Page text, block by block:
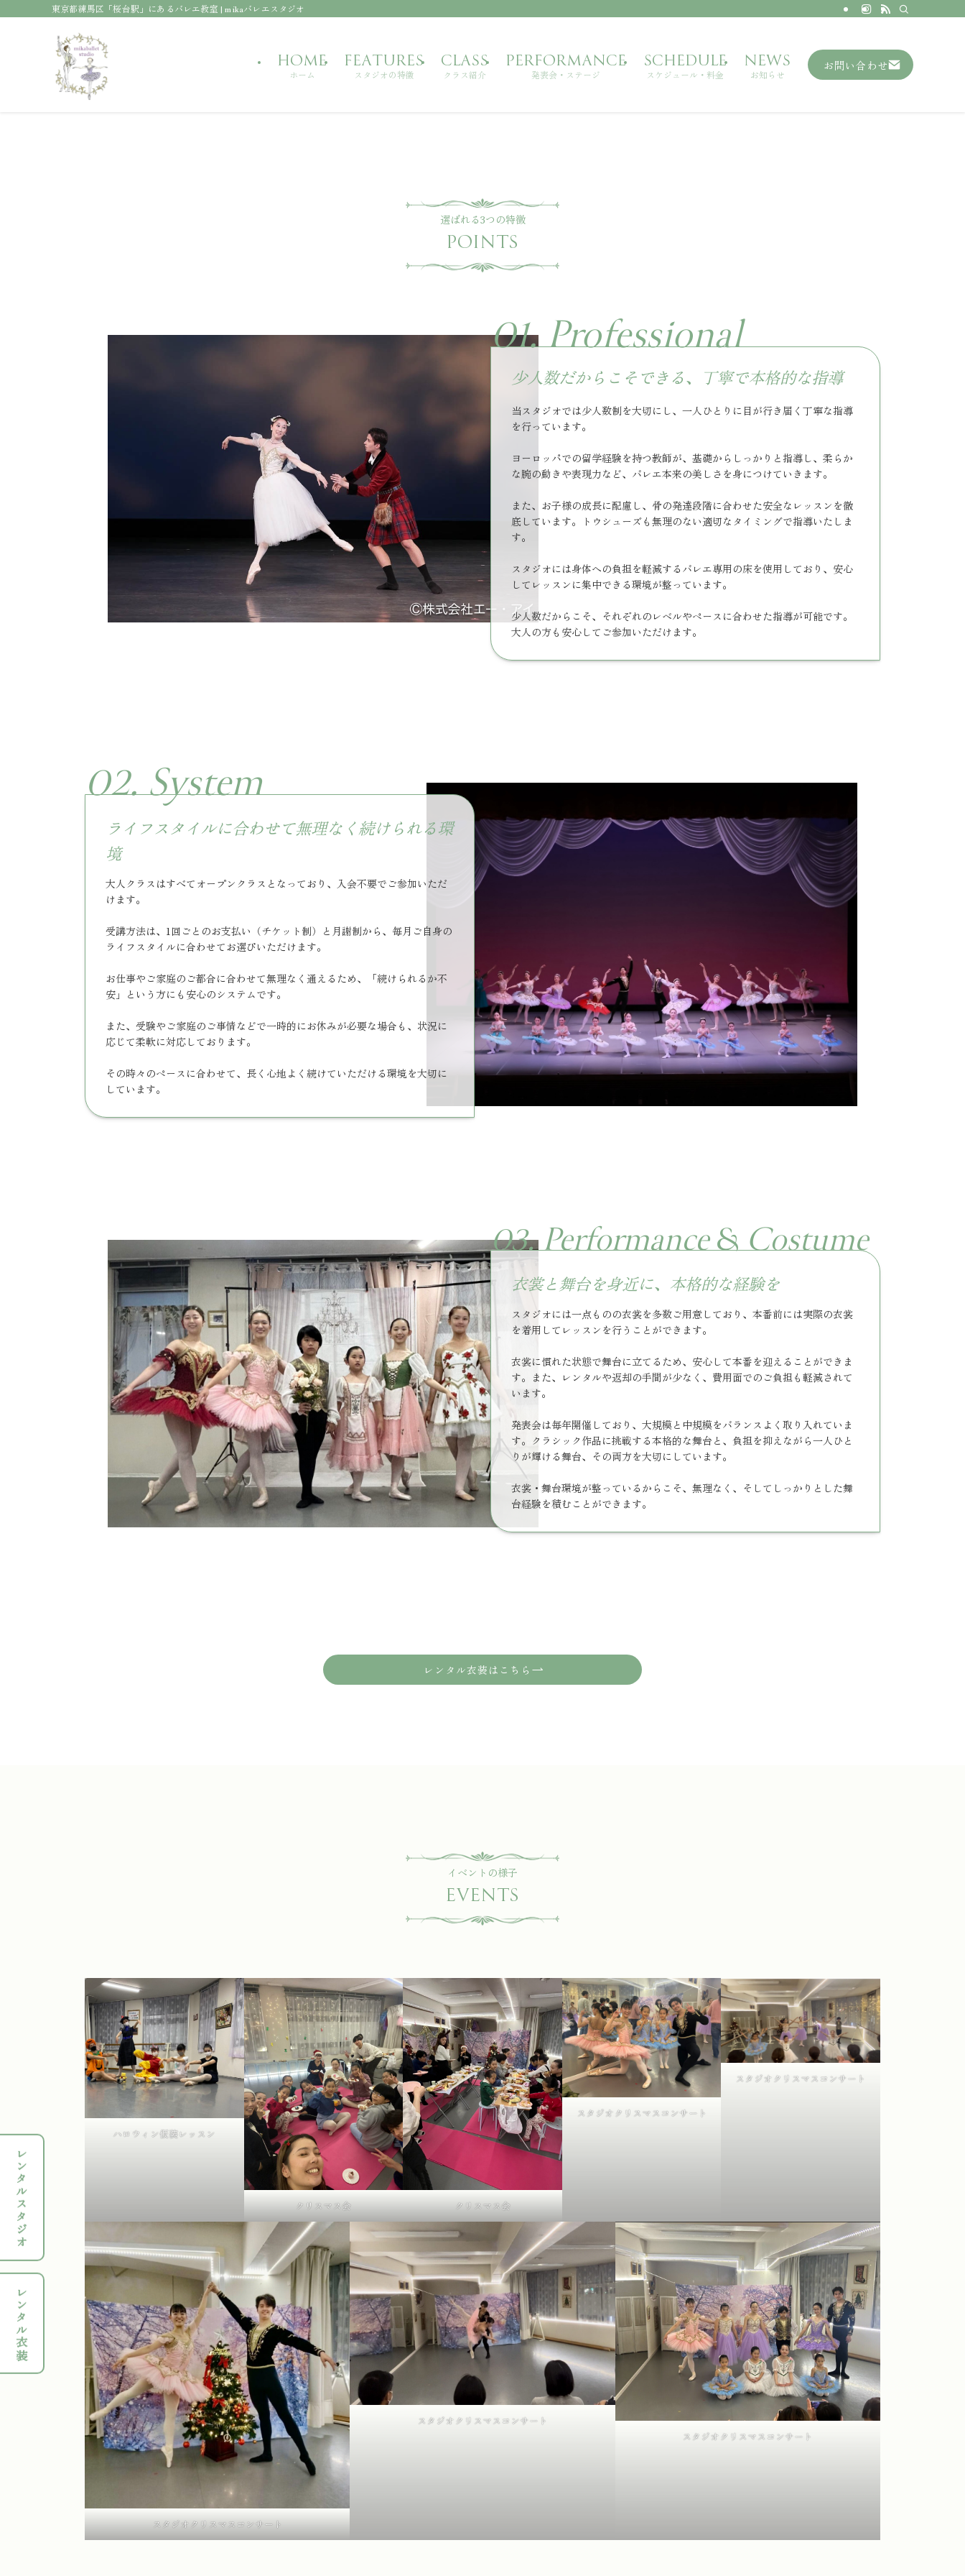
東京都練馬区「桜台駅」にあるバレエ教室 | mikaバレエスタジオ
HOME
ホーム
FEATURES
スタジオの特徴
CLASS
クラス紹介
PERFORMANCE
発表会・ステージ
SCHEDULE
スケジュール・料金
NEWS
お知らせ
お問い合わせ
選ばれる3つの特徴
POINTS
01. Professional
少人数だからこそできる、丁寧で本格的な指導
当スタジオでは少人数制を大切にし、一人ひとりに目が行き届く丁寧な指導
を行っています。
ヨーロッパでの留学経験を持つ教師が、基礎からしっかりと指導し、柔らか
な腕の動きや表現力など、バレエ本来の美しさを身につけていきます。
また、お子様の成長に配慮し、骨の発達段階に合わせた安全なレッスンを徹
底しています。トウシューズも無理のない適切なタイミングで指導いたしま
す。
スタジオには身体への負担を軽減するバレエ専用の床を使用しており、安心
してレッスンに集中できる環境が整っています。
少人数だからこそ、それぞれのレベルやペースに合わせた指導が可能です。
大人の方も安心してご参加いただけます。
02. System
ライフスタイルに合わせて無理なく続けられる環
境
大人クラスはすべてオープンクラスとなっており、入会不要でご参加いただ
けます。
受講方法は、1回ごとのお支払い（チケット制）と月謝制から、毎月ご自身の
ライフスタイルに合わせてお選びいただけます。
お仕事やご家庭のご都合に合わせて無理なく通えるため、「続けられるか不
安」という方にも安心のシステムです。
また、受験やご家庭のご事情などで一時的にお休みが必要な場合も、状況に
応じて柔軟に対応しております。
その時々のペースに合わせて、長く心地よく続けていただける環境を大切に
しています。
03.Performance&Costume
衣裳と舞台を身近に、本格的な経験を
スタジオには一点ものの衣裳を多数ご用意しており、本番前には実際の衣裳
を着用してレッスンを行うことができます。
衣裳に慣れた状態で舞台に立てるため、安心して本番を迎えることができま
す。また、レンタルや返却の手間が少なく、費用面でのご負担も軽減されて
います。
発表会は毎年開催しており、大規模と中規模をバランスよく取り入れていま
す。クラシック作品に挑戦する本格的な舞台と、負担を抑えながら一人ひと
りが輝ける舞台、その両方を大切にしています。
衣裳・舞台環境が整っているからこそ、無理なく、そしてしっかりとした舞
台経験を積むことができます。
レンタル衣装はこちら
イベントの様子
EVENTS
ハロウィン仮装レッスン
クリスマス会 クリスマス会
スタジオクリスマスコンサート
スタジオクリスマスコンサート
スタジオクリスマスコンサート
スタジオクリスマスコンサート
スタジオクリスマスコンサート
レンタルスタジオ
レンタル衣装